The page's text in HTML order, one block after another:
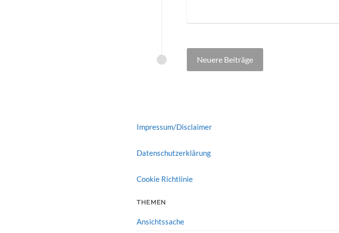
Beitragsnavigation
Neuere Beiträge
Impressum/Disclaimer
Datenschutzerklärung
Cookie Richtlinie
THEMEN
Ansichtssache